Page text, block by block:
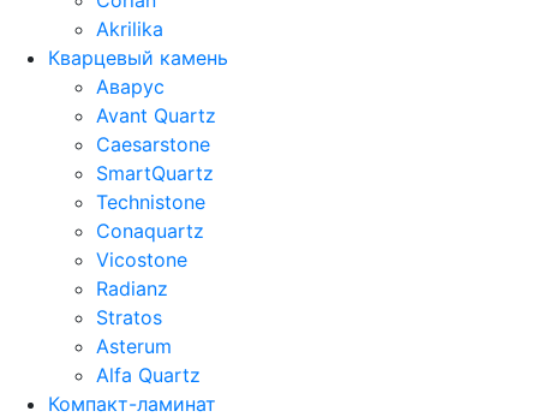
Akrilika
Кварцевый камень
Аварус
Avant Quartz
Caesarstone
SmartQuartz
Technistone
Conaquartz
Vicostone
Radianz
Stratos
Asterum
Alfa Quartz
Компакт-ламинат